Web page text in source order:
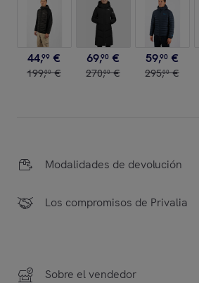
44,99 €
199,00 €
69,90 €
270,00 €
59,90 €
295,00 €
Modalidades de devolución
Los compromisos de Privalia
Sobre el vendedor